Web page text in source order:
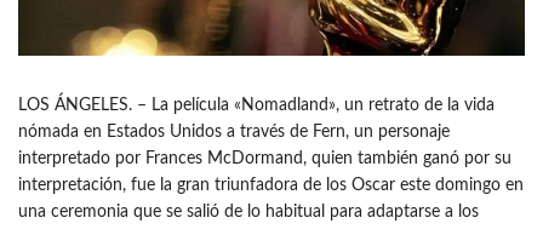
LOS ÁNGELES. – La película «Nomadland», un retrato de la vida
nómada en Estados Unidos a través de Fern, un personaje
interpretado por Frances McDormand, quien también ganó por su
interpretación, fue la gran triunfadora de los Oscar este domingo en
una ceremonia que se salió de lo habitual para adaptarse a los